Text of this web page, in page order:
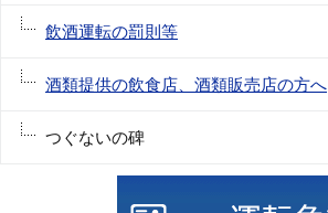
飲酒運転の罰則等
酒類提供の飲食店、酒類販売店の方へ
つぐないの碑